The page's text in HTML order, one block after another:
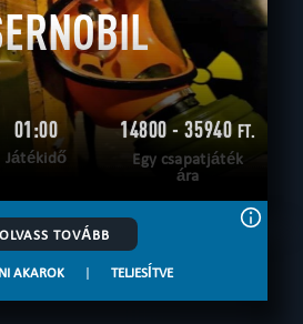
01:00
Játékidő
14800 - 35940 FT.
Egy csapatjáték
ára
OLVASS TOVÁBB
AKAROK | TELJESÍTVE